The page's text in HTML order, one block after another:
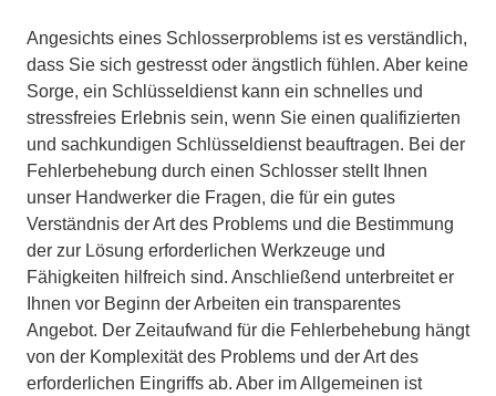
Angesichts eines Schlosserproblems ist es verständlich,
dass Sie sich gestresst oder ängstlich fühlen. Aber keine
Sorge, ein Schlüsseldienst kann ein schnelles und
stressfreies Erlebnis sein, wenn Sie einen qualifizierten
und sachkundigen Schlüsseldienst beauftragen. Bei der
Fehlerbehebung durch einen Schlosser stellt Ihnen
unser Handwerker die Fragen, die für ein gutes
Verständnis der Art des Problems und die Bestimmung
der zur Lösung erforderlichen Werkzeuge und
Fähigkeiten hilfreich sind. Anschließend unterbreitet er
Ihnen vor Beginn der Arbeiten ein transparentes
Angebot. Der Zeitaufwand für die Fehlerbehebung hängt
von der Komplexität des Problems und der Art des
erforderlichen Eingriffs ab. Aber im Allgemeinen ist